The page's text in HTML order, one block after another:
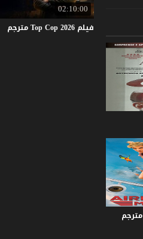
مترجم
02:10:00
فيلم TopCop2026 مترجم